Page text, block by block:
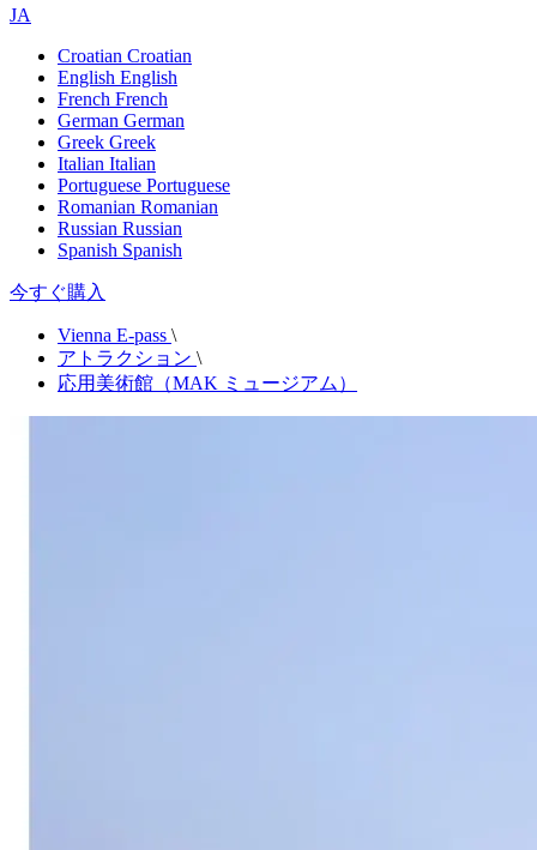
JA
Croatian Croatian
English English
French French
German German
Greek Greek
Italian Italian
Portuguese Portuguese
Romanian Romanian
Russian Russian
Spanish Spanish
今すぐ購入
Vienna E-pass \
アトラクション \
応用美術館（MAK ミュージアム）